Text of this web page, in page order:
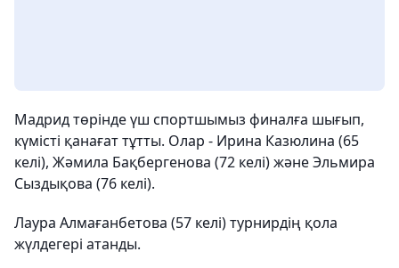
Мадрид төрінде үш спортшымыз финалға шығып,
күмісті қанағат тұтты. Олар - Ирина Казюлина (65
келі), Жәмила Бақбергенова (72 келі) және Эльмира
Сыздықова (76 келі).
Лаура Алмағанбетова (57 келі) турнирдің қола
жүлдегері атанды.